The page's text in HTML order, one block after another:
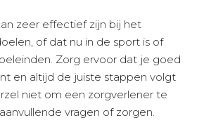
zeer effectief zijn bij het
of dat nu in de sport is of
Zorg ervoor dat je goed
en altijd de juiste stappen volgt
niet om een zorgverlener te
vragen of zorgen.